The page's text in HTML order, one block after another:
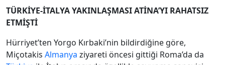
TÜRKİYE-İTALYA YAKINLAŞMASI ATİNA’YI RAHATSIZ
ETMİŞTİ
Hürriyet’ten Yorgo Kırbaki’nin bildirdiğine göre,
Miçotakis Almanya ziyareti öncesi gittiği Roma’da da